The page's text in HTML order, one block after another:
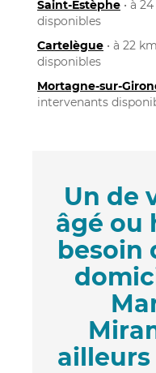
Saint-Estèphe • à
disponibles
Cartelègue • à 22
disponibles
Mortagne-sur-
intervenants
Un de
âgé ou
besoin
ailleurs